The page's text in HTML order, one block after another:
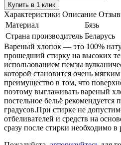
Купить в 1 клик
Характеристики Описание
Материал
Бязь
Страна производитель Беларусь
Вареный хлопок — это 100%
прошедший стирку на высоких
использованием пемзы
которой становится очень
преимущество в том, что
поэтому выглаживать вареный
постельное бельё рекомендуется
градусов.При стирке не
отбеливателей и средств на
сразу после стирки необходимо